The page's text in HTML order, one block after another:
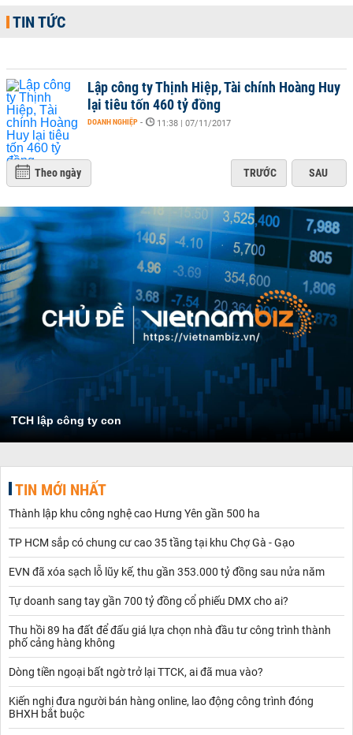
TIN TỨC
Lập công ty Thịnh Hiệp, Tài chính Hoàng Huy
lại tiêu tốn 460 tỷ đồng
DOANH NGHIỆP - 11:38 | 07/11/2017
Theo ngày TRƯỚC SAU
TCH lập công ty con
TIN MỚI NHẤT
Thành lập khu công nghệ cao Hưng Yên gần 500 ha
TP HCM sắp có chung cư cao 35 tầng tại khu Chợ Gà - Gạo
EVN đã xóa sạch lỗ lũy kế, thu gần 353.000 tỷ đồng sau nửa năm
Tự doanh sang tay gần 700 tỷ đồng cổ phiếu DMX cho ai?
Thu hồi 89 ha đất để đấu giá lựa chọn nhà đầu tư công trình thành
phố cảng hàng không
Dòng tiền ngoại bất ngờ trở lại TTCK, ai đã mua vào?
Kiến nghị đưa người bán hàng online, lao động công trình đóng
BHXH bắt buộc